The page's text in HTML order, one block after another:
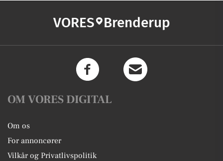
VORES Brenderup
OM VORES DIGITAL
Om os
For annoncører
Vilkår og Privatlivspolitik